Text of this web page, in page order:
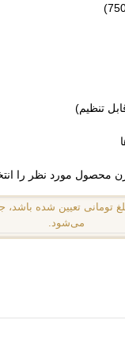
تنظیم)
محصول مورد نظر را
تومانی تعیین شده باشد،
می‌شود.